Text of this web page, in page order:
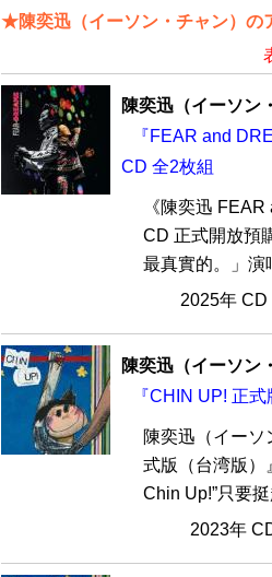
★陳奕迅（イーソン・チャン）の
陳奕迅（イーソン
『FEAR and
CD 全2枚組
《陳奕迅
CD 正式開放預
最真實的。」演
2025年
陳奕迅（イーソン
『CHIN UP! 正
陳奕迅（イー
式版（台湾版）
Chin Up!”只要
2023年